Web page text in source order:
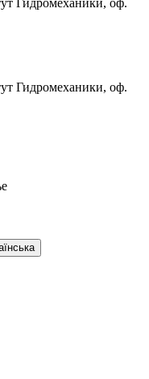
Гидромеханики, оф.
Гидромеханики, оф.